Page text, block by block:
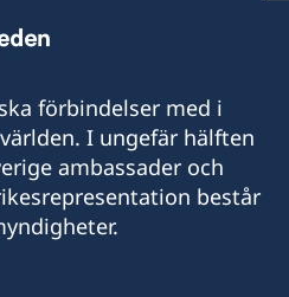
förbindelser med i
I ungefär hälften
ambassader och
består